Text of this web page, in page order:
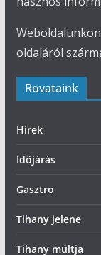
oldaláról
Rovataink
Hírek
Időjárás
Gasztro
Tihany jelene
Tihany múltja